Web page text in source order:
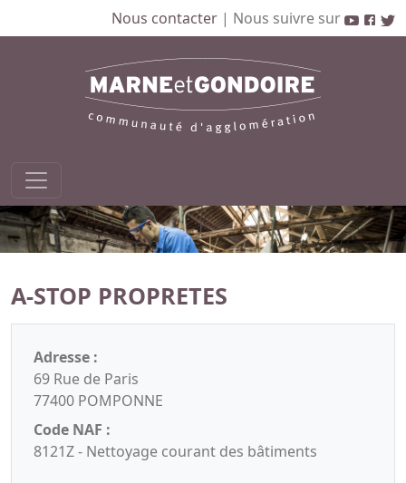
Nous contacter | Nous suivre sur
A-STOP PROPRETES
Adresse :
69 Rue de Paris
77400 POMPONNE
Code NAF :
8121Z - Nettoyage courant des bâtiments